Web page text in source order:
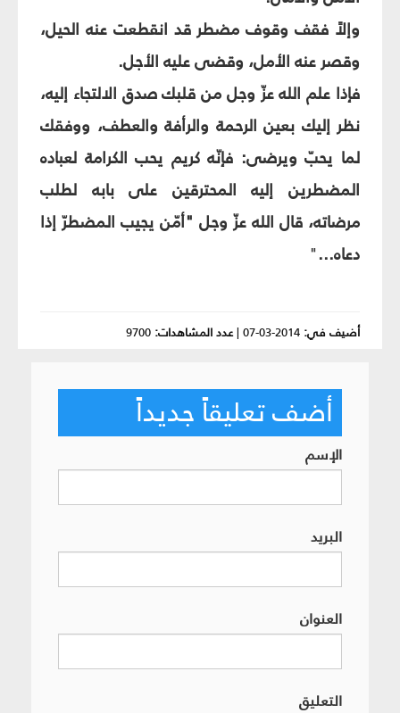
وإلاً فقف وقوف مضطر قد انقطعت عنه الحيل،
وقصر عنه الأمل، وقضى عليه الأجل.
فإذا علم الله عزّ وجل من قلبك صدق الالتجاء إليه،
نظر إليك بعين الرحمة والرأفة والعطف، ووفقك
لما يحبّ ويرضى: فإنّه كريم يحب الكرامة لعباده
المضطرين إليه المحترقين على بابه لطلب
مرضاته، قال الله عزّ وجل "أمّن يجيب المضطرّ إذا
دعاه..."
أضيف في: 2014-03-07
|عدد المشاهدات: 9700
أضف تعليقاً جديداً
الإسم
البريد
العنوان
التعليق